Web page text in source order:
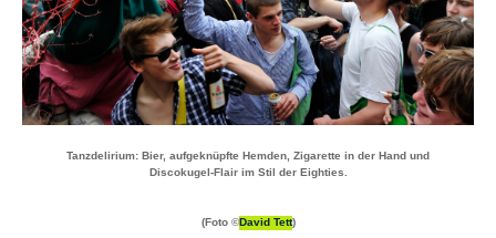
Tanzdelirium: Bier, aufgeknüpfte Hemden, Zigarette in der Hand und
Discokugel-Flair im Stil der Eighties.
(Foto ©David Tett)